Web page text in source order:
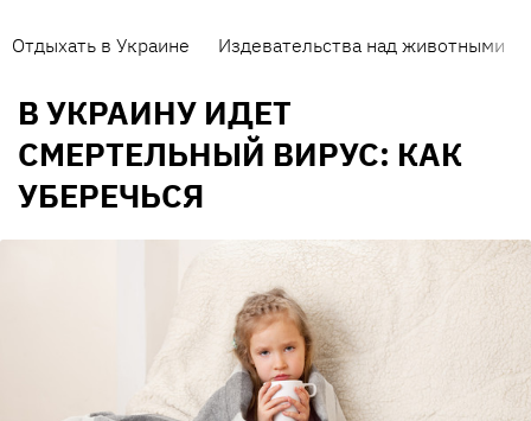
Отдыхать в Украине Издевательства над животными
В УКРАИНУ ИДЕТ
СМЕРТЕЛЬНЫЙ ВИРУС: КАК
УБЕРЕЧЬСЯ